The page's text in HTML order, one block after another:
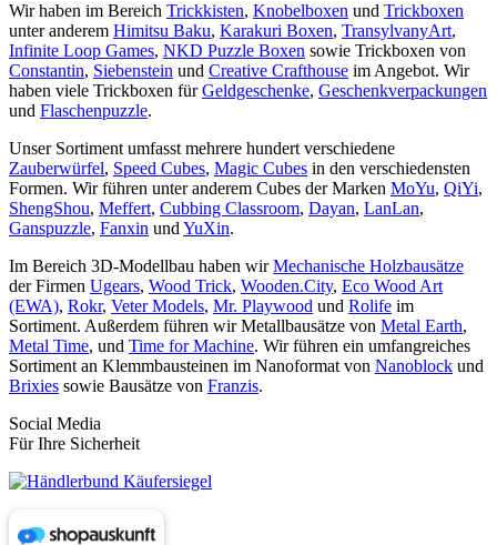
Wir haben im Bereich Trickkisten, Knobelboxen und Trickboxen
unter anderem Himitsu Baku, Karakuri Boxen, TransylvanyArt,
Infinite Loop Games, NKD Puzzle Boxen sowie Trickboxen von
Constantin, Siebenstein und Creative Crafthouse im Angebot. Wir
haben viele Trickboxen fürGeldgeschenke, Geschenkverpackungen
und Flaschenpuzzle.
Unser Sortiment umfasst mehrere hundert verschiedene
Zauberwürfel, Speed Cubes, Magic Cubes in den verschiedensten
Formen. Wir führen unter anderem Cubes der Marken MoYu, QiYi,
ShengShou, Meffert, Cubbing Classroom, Dayan, LanLan,
Ganspuzzle, Fanxin und YuXin.
Im Bereich 3D-Modellbau haben wirMechanische Holzbausätze
der Firmen Ugears, Wood Trick, Wooden.City, Eco Wood Art
(EWA), Rokr, Veter Models, Mr. Playwood und Rolife im
Sortiment. Außerdem führen wir Metallbausätze von Metal Earth,
Metal Time, und Time for Machine. Wir führen ein umfangreiches
Sortiment an Klemmbausteinen im Nanoformat von Nanoblock und
Brixies sowie Bausätze von Franzis.
Social Media
Für Ihre Sicherheit